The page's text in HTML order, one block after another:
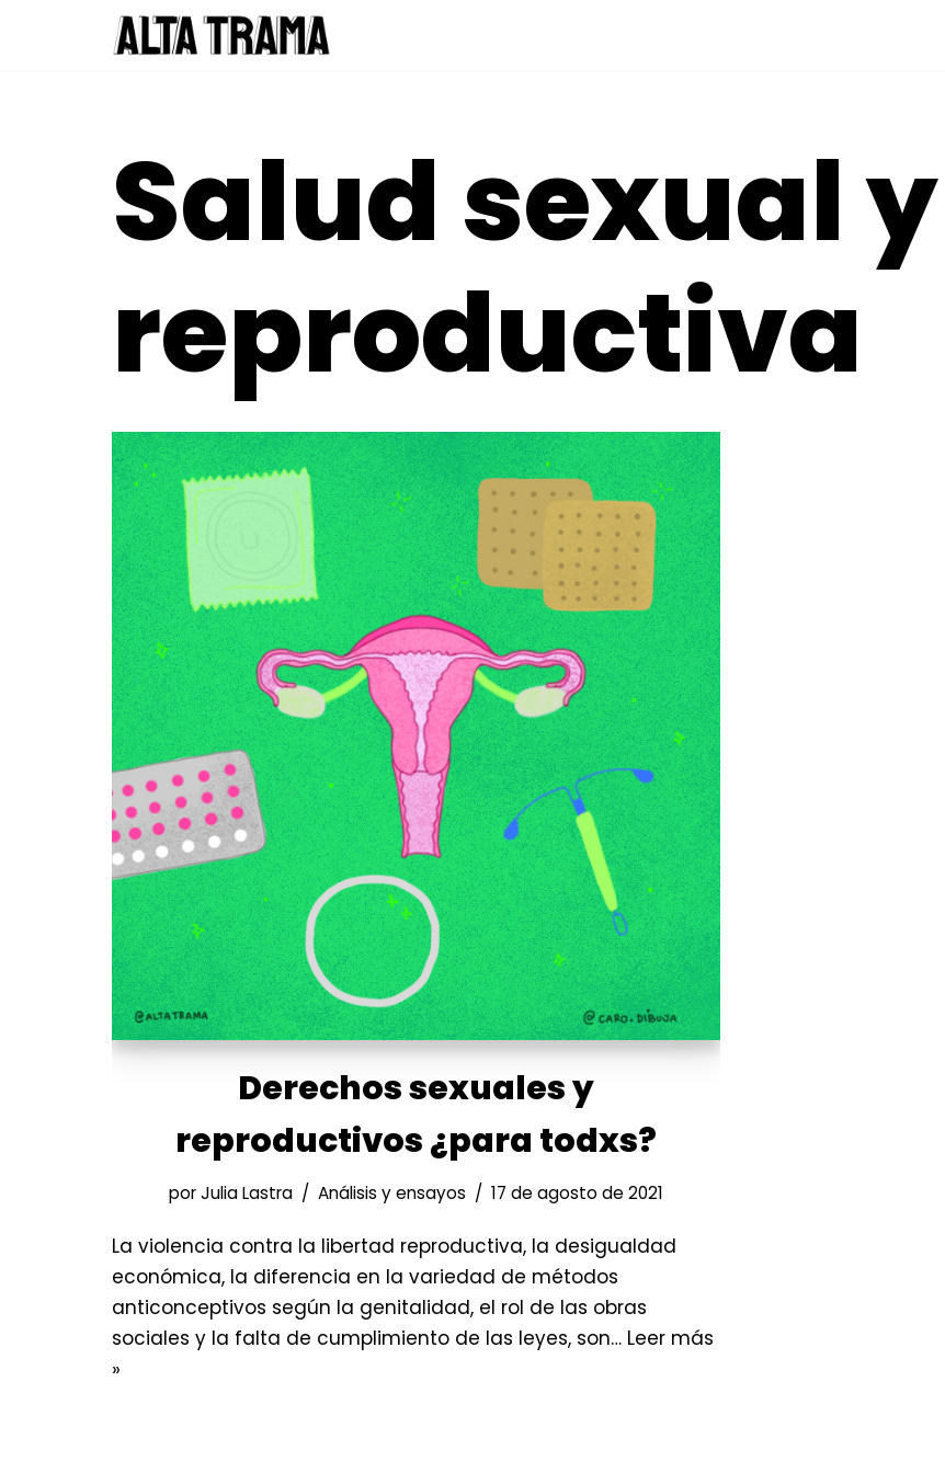
Salud sexual y
reproductiva
Derechos sexuales y
reproductivos ¿para todxs?
porJulia Lastra Análisis y ensayos 17 de agosto de 2021
La violencia contra la libertad reproductiva, la desigualdad
económica, la diferencia en la variedad de métodos
anticonceptivos según la genitalidad, el rol de las obras
sociales y la falta de cumplimiento de las leyes, son… Leer más
»